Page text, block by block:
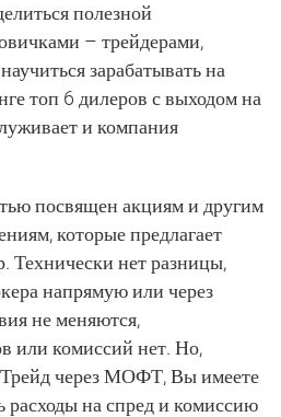
полезной
– трейдерами,
зарабатывать на
топ 6 дилеров с выходом на
и компания
посвящен акциям и другим
которые предлагает
Технически нет разницы,
напрямую или через
не меняются,
или комиссий нет. Но,
через МОФТ, Вы имеете
расходы на спред и комиссию